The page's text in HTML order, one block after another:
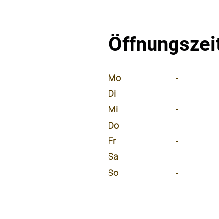
Mo
-
Di
-
Mi
-
Do
-
Fr
-
Sa
-
So
-